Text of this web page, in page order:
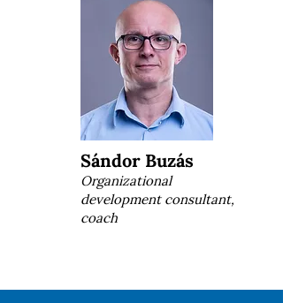
Sándor Buzás
Organizational
development consultant,
coach